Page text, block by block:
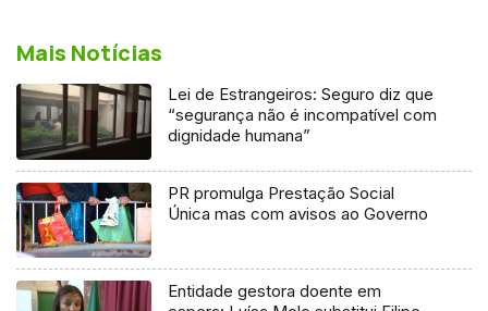
Mais Notícias
Lei de Estrangeiros: Seguro diz que
“segurança não é incompatível com
dignidade humana”
PR promulga Prestação Social
Única mas com avisos ao Governo
Entidade gestora doente em